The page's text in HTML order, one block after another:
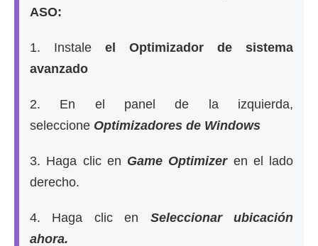
ASO:
1. Instale el Optimizador de sistema
avanzado
2. En el panel de la izquierda,
seleccione Optimizadores de Windows
3. Haga clic en Game Optimizeren el lado
derecho.
4. Haga clic en Seleccionar ubicación
ahora.